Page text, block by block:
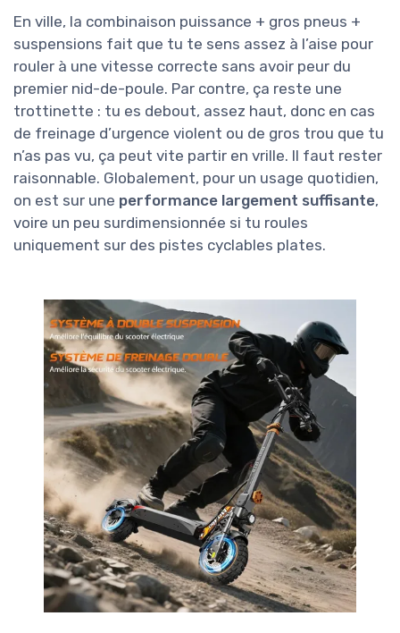
En ville, la combinaison puissance + gros pneus +
suspensions fait que tu te sens assez à l’aise pour
rouler à une vitesse correcte sans avoir peur du
premier nid-de-poule. Par contre, ça reste une
trottinette : tu es debout, assez haut, donc en cas
de freinage d’urgence violent ou de gros trou que tu
n’as pas vu, ça peut vite partir en vrille. Il faut rester
raisonnable. Globalement, pour un usage quotidien,
on est sur une performance largement suffisante,
voire un peu surdimensionnée si tu roules
uniquement sur des pistes cyclables plates.